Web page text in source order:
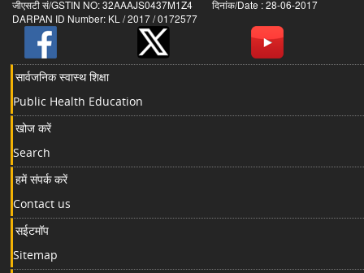
जीएसटी सं/GSTIN NO: 32AAAJS0437M1Z4 दिनांक/Date : 28-06-2017
DARPAN ID Number: KL / 2017 / 0172577
सार्वजनिक स्वास्थ शिक्षा
Public Health Education
खोज करें
Search
हमें संपर्क करें
Contact us
सईटमॉप
Sitemap